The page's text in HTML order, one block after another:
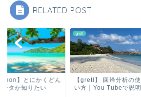
RELATED POST
】とにかくどん
ータか知りたい
gretl
【gretl】 回帰分析の使
い方｜You Tubeで説明